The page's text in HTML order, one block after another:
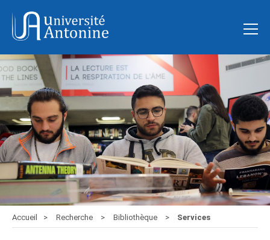
Accueil Recherche Bibliothèque Services